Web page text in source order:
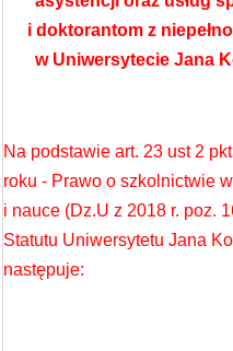
i doktorantom z
w Uniwersytecie Jana
Na podstawie art. 23 ust 2
roku - Prawo o szkolnictwie
i nauce (Dz.U z 2018 r. poz.
Statutu Uniwersytetu Jana
następuje: